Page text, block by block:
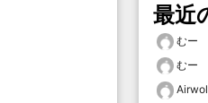
最近
むー
むー